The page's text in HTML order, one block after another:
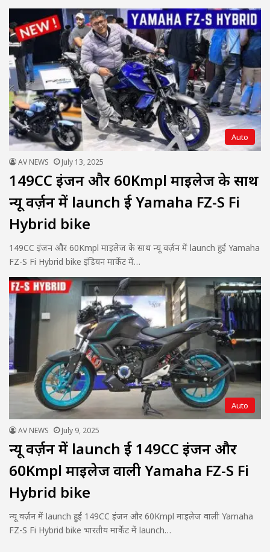
Auto
AV NEWS July 13, 2025
149CC इंजन और 60Kmpl माइलेज के साथ
न्यू वर्ज़न में launch हुई Yamaha FZ-S Fi
Hybrid bike
149CC इंजन और 60Kmpl माइलेज के साथ न्यू वर्ज़न में launch हुई Yamaha
FZ-S Fi Hybrid bike इंडियन मार्केट में…
Auto
AV NEWS July 9, 2025
न्यू वर्ज़न में launch हुई 149CC इंजन और
60Kmpl माइलेज वाली Yamaha FZ-S Fi
Hybrid bike
न्यू वर्ज़न में launch हुई 149CC इंजन और 60Kmpl माइलेज वाली Yamaha
FZ-S Fi Hybrid bike भारतीय मार्केट में launch…